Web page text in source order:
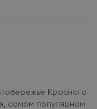
Красного
самом популярном